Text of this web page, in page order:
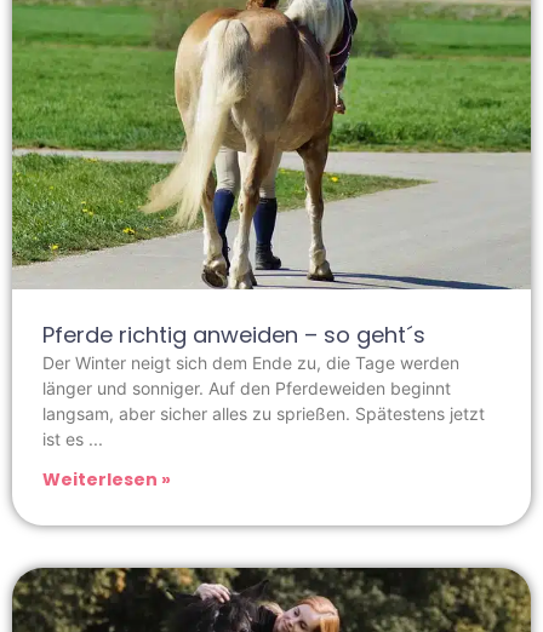
Pferde richtig anweiden – so geht´s
Der Winter neigt sich dem Ende zu, die Tage werden
länger und sonniger. Auf den Pferdeweiden beginnt
langsam, aber sicher alles zu sprießen. Spätestens jetzt
ist es
Weiterlesen »